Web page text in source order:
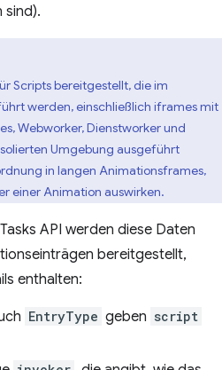
sind).
Scripts bereitgestellt, die im
werden, einschließlich iframes mit
Webworker, Dienstworker und
Umgebung ausgeführt
in langen Animationsframes,
einer Animation auswirken.
API werden diese Daten
bereitgestellt,
enthalten:
EntryType geben script